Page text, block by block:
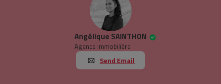
Angélique SAINTHON
Agence immobilière
Send Email